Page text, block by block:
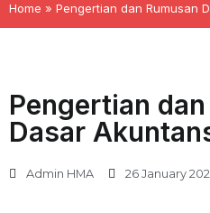
Home » Pengertian dan Rumusan
Pengertian
Dasar
Admin HMA 26 January